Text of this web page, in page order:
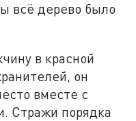
всё дерево было
в красной
он
вместе с
Стражи порядка